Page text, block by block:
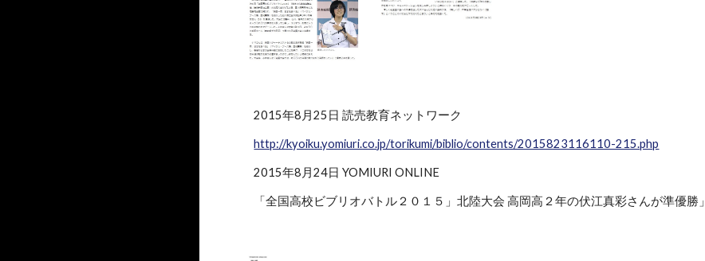
2015年8月25日 読売教育ネットワーク
http://kyoiku.yomiuri.co.jp/torikumi/biblio/contents/2015823116110-215.php
2015年8月24日 YOMIURI ONLINE
「全国高校ビブリオバトル２０１５」北陸大会 高岡高２年の伏江真彩さんが準優勝」